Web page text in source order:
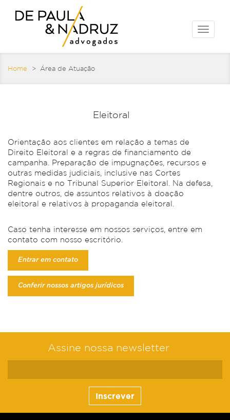
Toggle
Home > Área de Atuação
Eleitoral
Orientação aos clientes em relação a temas de
Direito Eleitoral e a regras de financiamento de
campanha. Preparação de impugnações, recursos e
outras medidas judiciais, inclusive nas Cortes
Regionais e no Tribunal Superior Eleitoral. Na defesa,
dentre outros, de assuntos relativos à doação
eleitoral e relativos à propaganda eleitoral.
Caso tenha interesse em nossos serviços, entre em
contato com nosso escritório.
Entrar em contato
Conferir nossos artigos jurídicos
Assine nossa newsletter
Inscrever